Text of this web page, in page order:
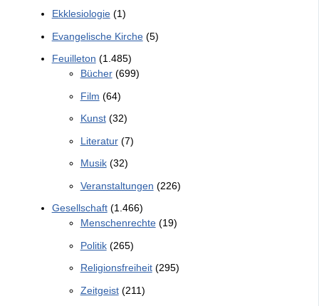
Ekklesiologie(1)
Evangelische Kirche(5)
Feuilleton (1.485)
Bücher(699)
Film (64)
Kunst(32)
Literatur(7)
Musik(32)
Veranstaltungen (226)
Gesellschaft(1.466)
Menschenrechte(19)
Politik(265)
Religionsfreiheit(295)
Zeitgeist(211)